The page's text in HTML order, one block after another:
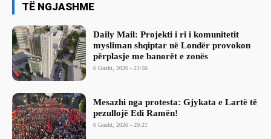
TË NGJASHME
Daily Mail: Projekti i ri i komunitetit
mysliman shqiptar në Londër provokon
përplasje me banorët e zonës
6 Gusht, 2026 - 21:56
Mesazhi nga protesta: Gjykata e Lartë të
pezullojë Edi Ramën!
6 Gusht, 2026 - 20:21